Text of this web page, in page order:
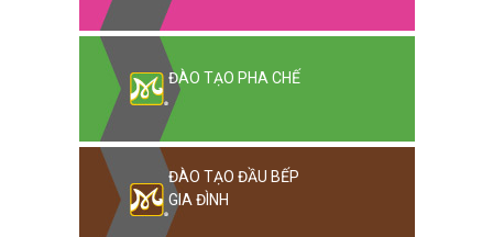
ĐÀO TẠO PHA CHẾ
ĐÀO TẠO ĐẦU BẾP
GIA ĐÌNH